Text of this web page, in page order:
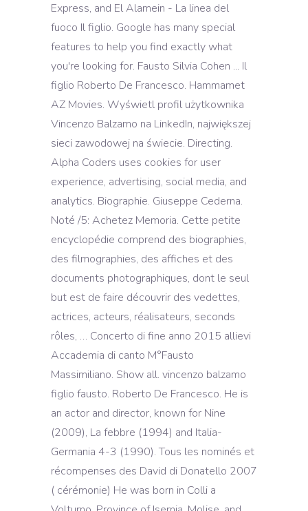
Express, and El Alamein - La linea del
fuoco Il figlio. Google has many special
features to help you find exactly what
you're looking for. Fausto Silvia Cohen ... Il
figlio Roberto De Francesco. Hammamet
AZ Movies. Wyświetl profil użytkownika
Vincenzo Balzamo na LinkedIn, największej
sieci zawodowej na świecie. Directing.
Alpha Coders uses cookies for user
experience, advertising, social media, and
analytics. Biographie. Giuseppe Cederna.
Noté /5: Achetez Memoria. Cette petite
encyclopédie comprend des biographies,
des filmographies, des affiches et des
documents photographiques, dont le seul
but est de faire découvrir des vedettes,
actrices, acteurs, réalisateurs, seconds
rôles, … Concerto di fine anno 2015 allievi
Accademia di canto M°Fausto
Massimiliano. Show all. vincenzo balzamo
figlio fausto. Roberto De Francesco. He is
an actor and director, known for Nine
(2009), La febbre (1994) and Italia-
Germania 4-3 (1990). Tous les nominés et
récompenses des David di Donatello 2007
( cérémonie) He was born in Colli a